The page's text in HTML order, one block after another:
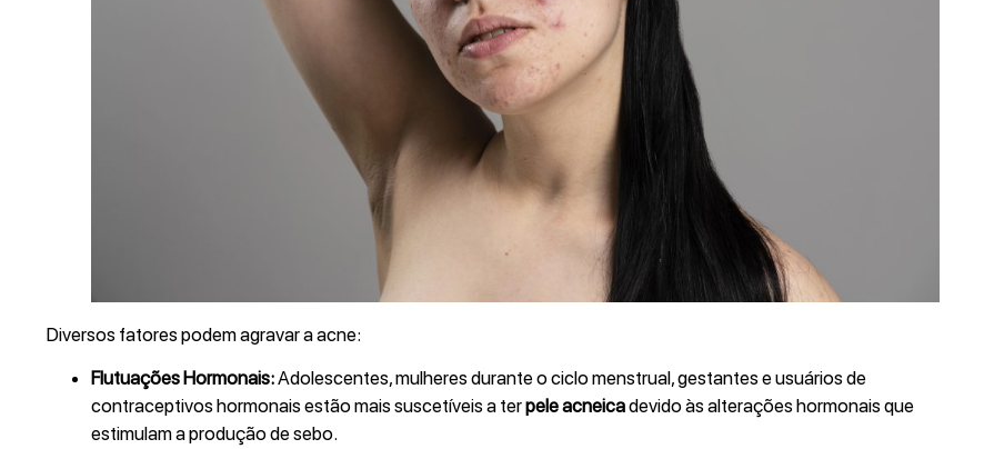
Diversos fatores podem agravar a acne:
Flutuações Hormonais:Adolescentes, mulheres durante o ciclo menstrual, gestantes e usuários de
contraceptivos hormonais estão mais suscetíveis a terpele acneicadevido às alterações hormonais que
estimulam a produção de sebo.